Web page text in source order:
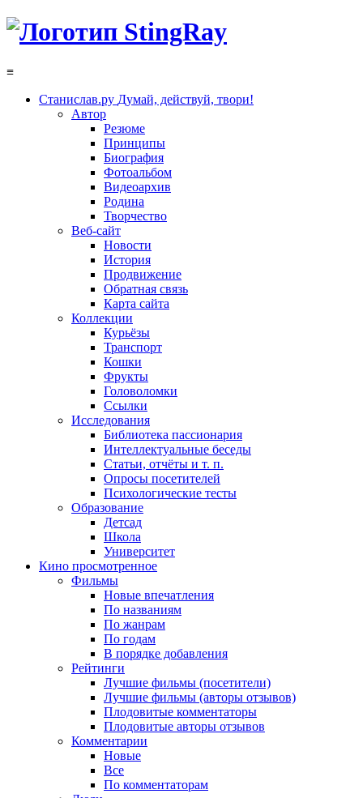
≡
Станислав.ру Думай, действуй, твори!
Автор
Резюме
Принципы
Биография
Фотоальбом
Видеоархив
Родина
Творчество
Веб-сайт
Новости
История
Продвижение
Обратная связь
Карта сайта
Коллекции
Курьёзы
Транспорт
Кошки
Фрукты
Головоломки
Ссылки
Исследования
Библиотека пассионария
Интеллектуальные беседы
Статьи, отчёты и т. п.
Опросы посетителей
Психологические тесты
Образование
Детсад
Школа
Университет
Кино просмотренное
Фильмы
Новые впечатления
По названиям
По жанрам
По годам
В порядке добавления
Рейтинги
Лучшие фильмы (посетители)
Лучшие фильмы (авторы отзывов)
Плодовитые комментаторы
Плодовитые авторы отзывов
Комментарии
Новые
Все
По комментаторам